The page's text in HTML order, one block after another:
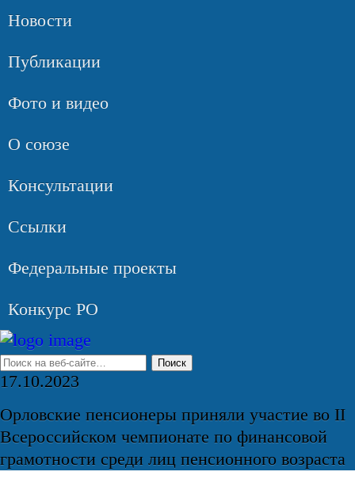
Новости
Публикации
Фото и видео
О союзе
Консультации
Ссылки
Федеральные проекты
Конкурс РО
17.10.2023
Орловские пенсионеры приняли участие во II
Всероссийском чемпионате по финансовой
грамотности среди лиц пенсионного возраста